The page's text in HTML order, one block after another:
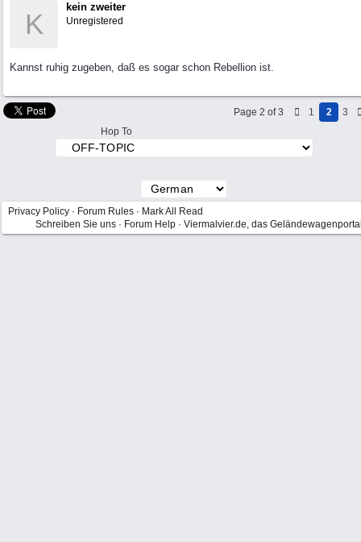
K
kein zweiter
Unregistered
Kannst ruhig zugeben, daß es sogar schon Rebellion ist.
Page 2 of 3 1 2
3
Hop To
Privacy Policy · Forum Rules · Mark All Read
Schreiben Sie uns · Forum Help · Viermalvier.de, das